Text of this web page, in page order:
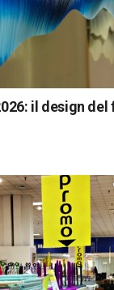
il design del